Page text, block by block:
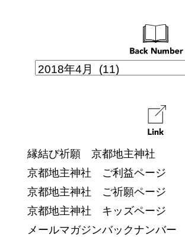
縁結び祈願 京都地主神社
京都地主神社 ご利益ページ
京都地主神社 ご祈願ページ
京都地主神社 キッズページ
メールマガジンバックナンバー